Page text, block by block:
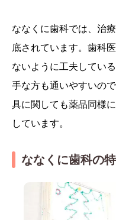
ななくに歯科では、治
底されています。歯科
ないように工夫してい
手な方も通いやすいの
具に関しても薬品同様
しています。
ななくに歯科の